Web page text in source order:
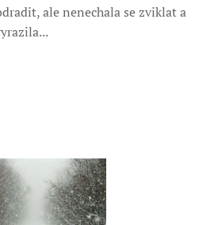
ale nenechala se zviklat a